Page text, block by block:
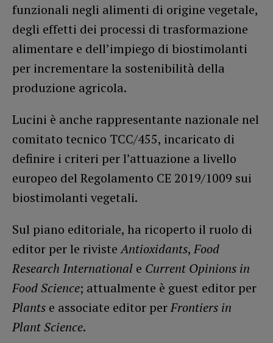
funzionali negli alimenti di origine vegetale,
degli effetti dei processi di trasformazione
alimentare e dell’impiego di biostimolanti
per incrementare la sostenibilità della
produzione agricola.
Lucini è anche rappresentante nazionale nel
comitato tecnico TCC/455, incaricato di
definire i criteri per l’attuazione a livello
europeo del Regolamento CE 2019/1009 sui
biostimolanti vegetali.
Sul piano editoriale, ha ricoperto il ruolo di
editor per le rivisteAntioxidants,Food
Research International e Current Opinions in
Food Science; attualmente è guest editor per
Plants e associate editor perFrontiers in
Plant Science.